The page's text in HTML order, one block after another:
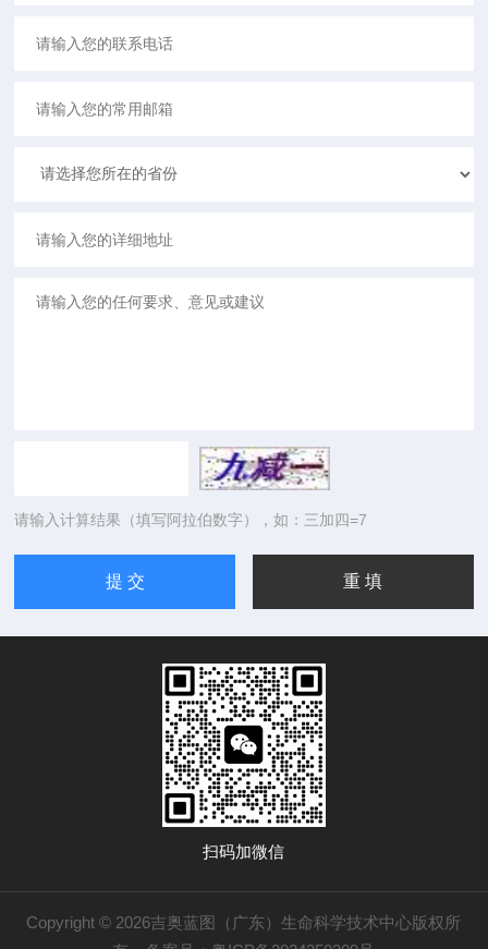
请输入计算结果（填写阿拉伯数字），如：三加四=7
扫码加微信
Copyright © 2026吉奥蓝图（广东）生命科学技术中心版权所